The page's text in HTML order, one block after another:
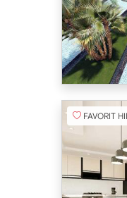
FAVORIT